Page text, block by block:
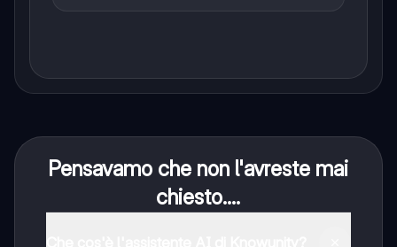
Pensavamo che non l'avreste mai
chiesto....